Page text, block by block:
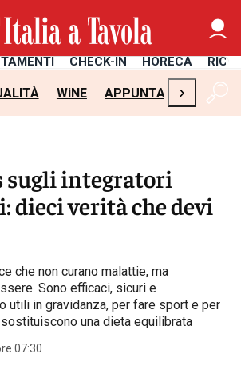
CHECK-IN HORECA
WiNE APPUNTAMENTI
›
sugli integratori
dieci verità che devi
che non curano malattie, ma
Sono efficaci, sicuri e
utili in gravidanza, per fare sport e per
una dieta equilibrata
07:30